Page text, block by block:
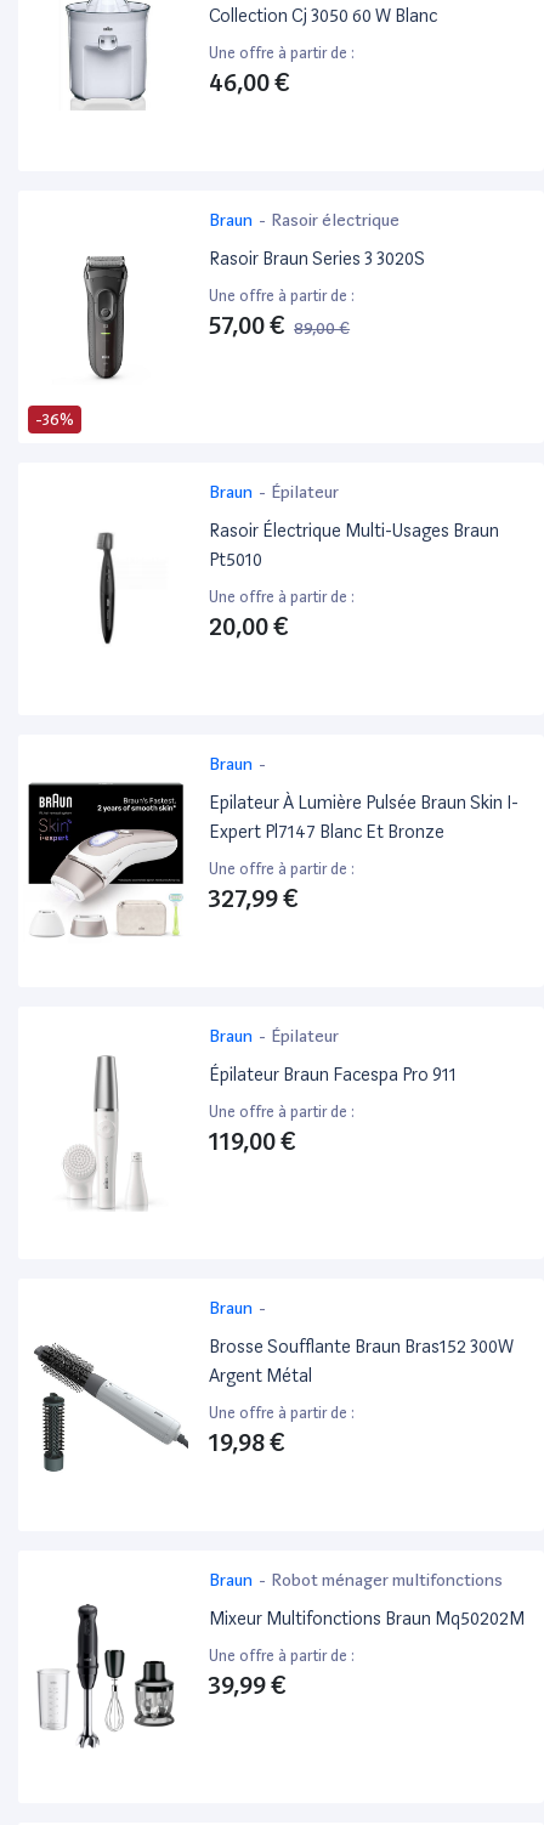
Collection Cj 3050 60 W Blanc
Une offre à partir de :
46,00 €
-36%
Braun - Rasoir électrique
Rasoir Braun Series 3 3020S
Une offre à partir de :
57,00 € 89,00 €
Braun - Épilateur
Rasoir Électrique Multi-Usages Braun
Pt5010
Une offre à partir de :
20,00 €
Braun -
Epilateur À Lumière Pulsée Braun Skin I-
Expert Pl7147 Blanc Et Bronze
Une offre à partir de :
327,99 €
Braun - Épilateur
Épilateur Braun Facespa Pro 911
Une offre à partir de :
119,00 €
Braun -
Brosse Soufflante Braun Bras152 300W
Argent Métal
Une offre à partir de :
19,98 €
Braun - Robot ménager multifonctions
Mixeur Multifonctions Braun Mq50202M
Une offre à partir de :
39,99 €